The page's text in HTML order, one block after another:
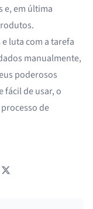
e, em última
luta com a tarefa
manualmente,
poderosos
fácil de usar, o
de
Telegram